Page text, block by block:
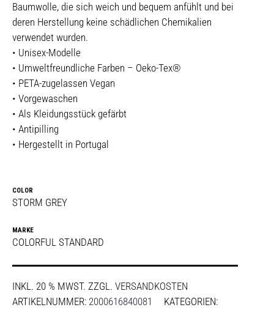
Baumwolle, die sich weich und bequem anfühlt und bei
deren Herstellung keine schädlichen Chemikalien
verwendet wurden.
• Unisex-Modelle
• Umweltfreundliche Farben – Oeko-Tex®
• PETA-zugelassen Vegan
• Vorgewaschen
• Als Kleidungsstück gefärbt
• Antipilling
• Hergestellt in Portugal
COLOR
STORM GREY
MARKE
COLORFUL STANDARD
INKL. 20 % MWST. ZZGL. VERSANDKOSTEN
ARTIKELNUMMER: 2000616840081
KATEGORIEN: